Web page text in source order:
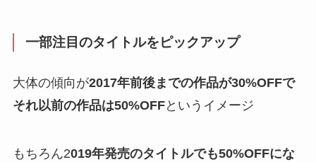
一部注目のタイトルをピックアップ
大体の傾向が2017年前後までの作品が30%OFFで
それ以前の作品は50%OFFというイメージ
もちろん2019年発売のタイトルでも50%OFFにな